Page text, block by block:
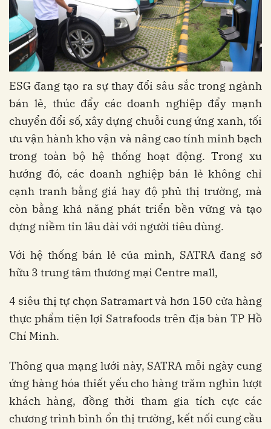
ESG đang tạo ra sự thay đổi sâu sắc trong ngành
bán lẻ, thúc đẩy các doanh nghiệp đẩy mạnh
chuyển đổi số, xây dựng chuỗi cung ứng xanh, tối
ưu vận hành kho vận và nâng cao tính minh bạch
trong toàn bộ hệ thống hoạt động. Trong xu
hướng đó, các doanh nghiệp bán lẻ không chỉ
cạnh tranh bằng giá hay độ phủ thị trường, mà
còn bằng khả năng phát triển bền vững và tạo
dựng niềm tin lâu dài với người tiêu dùng.
Với hệ thống bán lẻ của mình, SATRA đang sở
hữu 3 trung tâm thương mại Centre mall,
4 siêu thị tự chọn Satramart và hơn 150 cửa hàng
thực phẩm tiện lợi Satrafoods trên địa bàn TP Hồ
Chí Minh.
Thông qua mạng lưới này, SATRA mỗi ngày cung
ứng hàng hóa thiết yếu cho hàng trăm nghìn lượt
khách hàng, đồng thời tham gia tích cực các
chương trình bình ổn thị trường, kết nối cung cầu